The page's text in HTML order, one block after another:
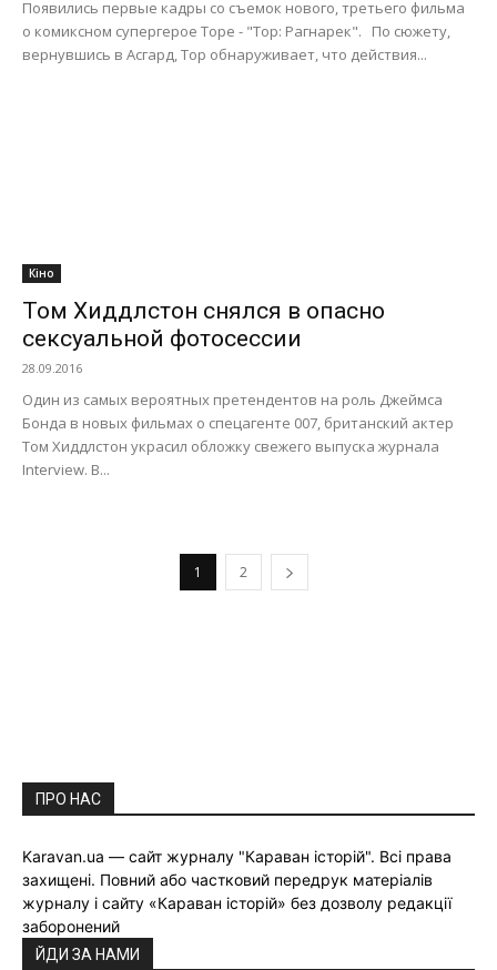
Появились первые кадры со съемок нового, третьего фильма
о комиксном супергерое Торе - "Тор: Рагнарек". По сюжету,
вернувшись в Асгард, Тор обнаруживает, что действия...
Кіно
Том Хиддлстон снялся в опасно
сексуальной фотосессии
28.09.2016
Один из самых вероятных претендентов на роль Джеймса
Бонда в новых фильмах о спецагенте 007, британский актер
Том Хиддлстон украсил обложку свежего выпуска журнала
Interview. В...
1 2
ПРО НАС
Karavan.ua — сайт журналу "Караван історій". Всі права
захищені. Повний або частковий передрук матеріалів
журналу і сайту «Караван історій» без дозволу редакції
заборонений
ЙДИ ЗА НАМИ